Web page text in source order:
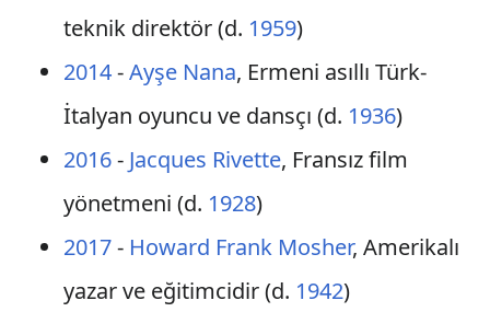
teknik direktör (d. 1959)
2014-Ayşe Nana, Ermeni asıllı Türk-
İtalyan oyuncu ve dansçı (d. 1936)
2016- Jacques Rivette, Fransız film
yönetmeni (d. 1928)
2017- Howard Frank Mosher, Amerikalı
yazar ve eğitimcidir (d. 1942)